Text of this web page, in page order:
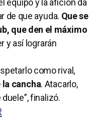
equipo y la afición da
de que ayuda. Que se
que den el máximo
y así lograrán
como rival,
cancha. Atacarlo,
finalizó.